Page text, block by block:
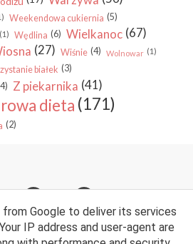
Weekendowa cukiernia (5)
(1) Wędlina (6) Wielkanoc (67)
(27) Wiśnie (4) Wolnowar (1)
białek (3)
Z piekarnika (41)
dieta (171)
(2)
Google to deliver its services
IP address and user-agent are